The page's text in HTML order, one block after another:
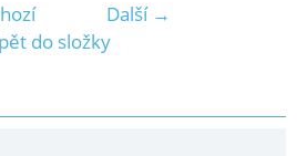
Další →
do složky